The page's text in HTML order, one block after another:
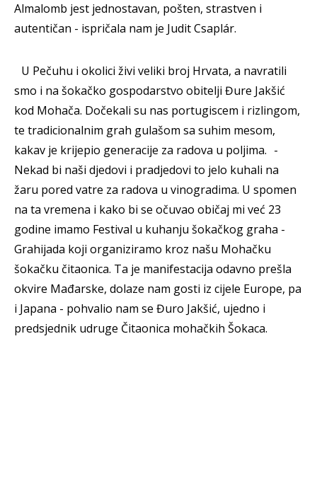
Almalomb jest jednostavan, pošten, strastven i
autentičan - ispričala nam je Judit Csaplár.
U Pečuhu i okolici živi veliki broj Hrvata, a navratili
smo i na šokačko gospodarstvo obitelji Đure Jakšić
kod Mohača. Dočekali su nas portugiscem i rizlingom,
te tradicionalnim grah gulašom sa suhim mesom,
kakav je krijepio generacije za radova u poljima. -
Nekad bi naši djedovi i pradjedovi to jelo kuhali na
žaru pored vatre za radova u vinogradima. U spomen
na ta vremena i kako bi se očuvao običaj mi već 23
godine imamo Festival u kuhanju šokačkog graha -
Grahijada koji organiziramo kroz našu Mohačku
šokačku čitaonica. Ta je manifestacija odavno prešla
okvire Mađarske, dolaze nam gosti iz cijele Europe, pa
i Japana - pohvalio nam se Đuro Jakšić, ujedno i
predsjednik udruge Čitaonica mohačkih Šokaca.